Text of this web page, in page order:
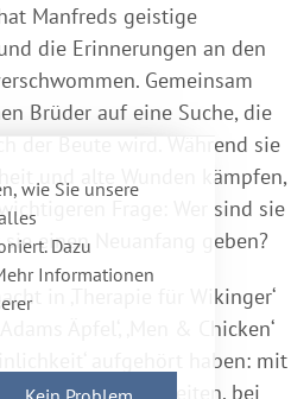
wie Sie unsere
Dazu
Informationen
Manfreds geistige
die Erinnerungen an den
Gemeinsam
Brüder auf eine Suche, die
der Beute wird. Während sie
und alte Wunden kämpfen,
Frage: Wer sind sie
einen Neuanfang geben?
in ‚Therapie für Wikinger‘
Äpfel‘, ‚Men & Chicken‘
aufgehört haben: mit
Geschmacklosigkeiten, bei